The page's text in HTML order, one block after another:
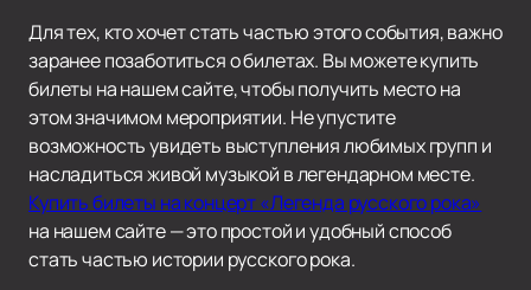
Для тех, кто хочет стать частью этого события, важно
заранее позаботиться о билетах. Вы можете купить
билеты на нашем сайте, чтобы получить место на
этом значимом мероприятии. Не упустите
возможность увидеть выступления любимых групп и
насладиться живой музыкой в легендарном месте.
Купить билеты на концерт «Легенда русского рока»
на нашем сайте — это простой и удобный способ
стать частью истории русского рока.